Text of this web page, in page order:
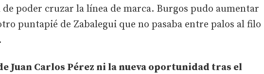
poder cruzar la línea de marca. Burgos pudo aumentar
puntapié de Zabalegui que no pasaba entre palos al filo
Juan Carlos Pérez ni la nueva oportunidad tras el